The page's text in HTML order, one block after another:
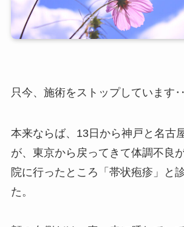
只今、施術をストップしています‥
本来ならば、13日から神戸と名古
が、東京から戻ってきて体調不良
院に行ったところ「帯状疱疹」と
た。